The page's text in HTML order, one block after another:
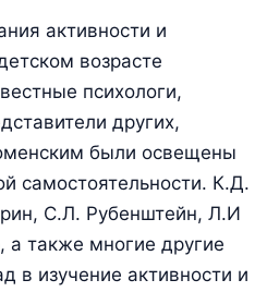
активности и
возрасте
психологи,
других,
были освещены
самостоятельности. К.Д.
С.Л. Рубенштейн, Л.И
также многие другие
в изучение активности и